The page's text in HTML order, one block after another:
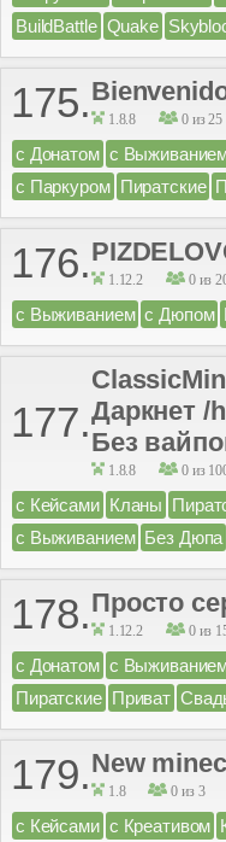
BuildBattle Quake
175. 1.8.8 0 из 25
с Донатом с
с Паркуром Пиратские
176. 1.12.2 0 из
с Выживанием с Дюпом
177.Даркнет /
Без
1.8.8 0 из
с Кейсами Кланы
с Выживанием Без Дюпа
178.Просто
1.12.2 0 из
с Донатом с
Пиратские Приват
179.New
1.8 0 из 3
с Кейсами с Креативом